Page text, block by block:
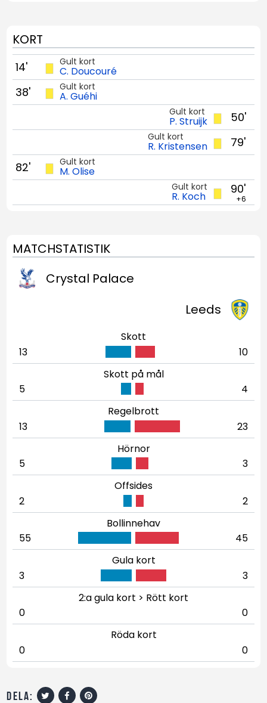
KORT
Gult kort
C. Doucouré
14'
Gult kort
A. Guéhi
38'
50'
Gult kort
P. Struijk
79'
Gult kort
R. Kristensen
Gult kort
M. Olise
82'
90'
+6
Gult kort
R. Koch
MATCHSTATISTIK
Crystal Palace
Leeds
Skott
13
10
Skott på mål
5
4
Regelbrott
13
23
Hörnor
5
3
Offsides
2
2
Bollinnehav
55
45
Gula kort
3
3
2:a gula kort > Rött kort
0
0
Röda kort
0
0
dela: